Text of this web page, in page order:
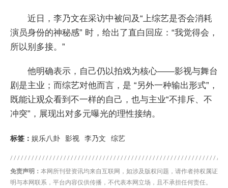
近日，李乃文在采访中被问及“上综艺是否会消耗
演员身份的神秘感” 时，给出了直白回应：“我觉得会，
所以别多接。”
他明确表示，自己仍以拍戏为核心——影视与舞台
剧是主业；而综艺对他而言，是 “另外一种输出形式”，
既能让观众看到不一样的自己，也与主业“不排斥、不
冲突”，展现出对多元曝光的理性接纳。
标签： 娱乐八卦 影视 李乃文 综艺
免责声明： 本网所刊登资讯均来自互联网，如涉及版权问题，请作者持权属证
明与本网联系，平台内容仅供传播，不代表本网立场，且不承担任何责任。